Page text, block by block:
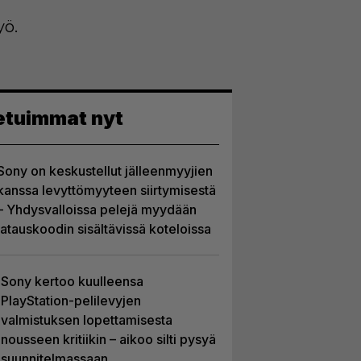
nyt
on keskustellut jälleenmyyjien
levyttömyyteen siirtymisestä
Yhdysvalloissa pelejä myydään
sisältävissä koteloissa
Sony kertoo kuulleensa
PlayStation-pelilevyjen
valmistuksen lopettamisesta
nousseen kritiikin – aikoo silti pysyä